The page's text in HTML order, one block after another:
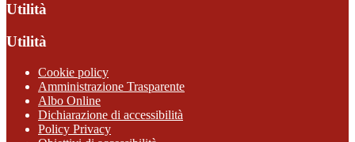
Utilità
Utilità
Cookie policy
Amministrazione Trasparente
Albo Online
Dichiarazione di accessibilità
Policy Privacy